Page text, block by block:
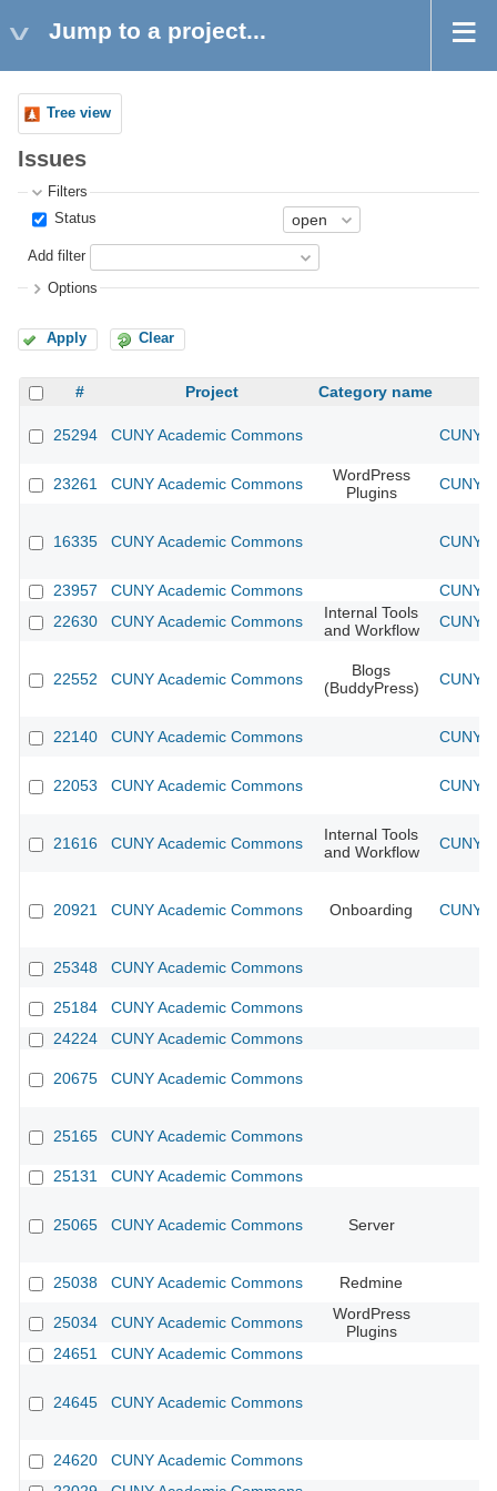
Jump to a project...
Tree view
Issues
Filters
Status
Add filter
Options
Apply Clear
# Project Category name
25294 CUNY Academic Commons CUNY
23261 CUNY Academic Commons
WordPress
Plugins
CUNY
16335 CUNY Academic Commons CUNY
23957 CUNY Academic Commons
CUNY
22630
CUNY Academic Commons
Internal Tools
and Workflow
CUNY
22552 CUNY Academic Commons
Blogs
(BuddyPress)
CUNY
22140 CUNY Academic Commons CUNY
22053 CUNY Academic Commons CUNY
21616 CUNY Academic Commons
Internal Tools
and Workflow
CUNY
20921 CUNY Academic Commons Onboarding CUNY
25348 CUNY Academic Commons
25184
CUNY Academic Commons
24224
CUNY Academic Commons
20675 CUNY Academic Commons
25165 CUNY Academic Commons
25131 CUNY Academic Commons
25065 CUNY Academic Commons Server
25038 CUNY Academic Commons Redmine
25034 CUNY Academic Commons
WordPress
Plugins
24651
CUNY Academic Commons
24645 CUNY Academic Commons
24620
CUNY Academic Commons